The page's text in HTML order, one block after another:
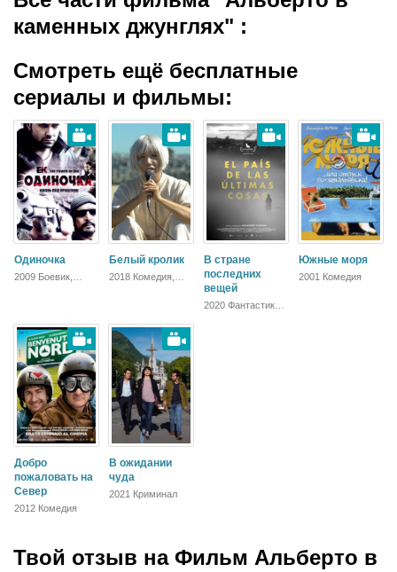
каменных джунглях" :
Смотреть ещё бесплатные
сериалы и фильмы:
Одиночка
2009 Боевик,
Белый кролик
2018 Комедия,
В стране
последних
вещей
2020 Фантастика,
Южные моря
2001 Комедия
Добро
пожаловать на
Север
2012 Комедия
В ожидании
чуда
2021 Криминал
Твой отзыв на Фильм Альберто в